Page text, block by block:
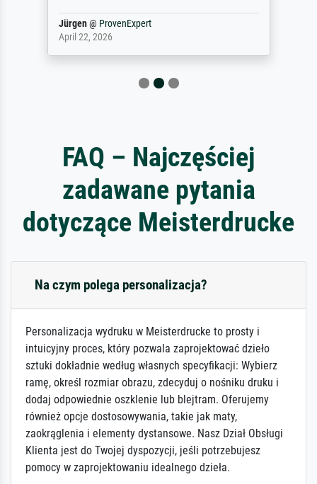
Jürgen@ ProvenExpert
April 22, 2026
FAQ – Najczęściej
zadawane pytania
dotyczące Meisterdrucke
Na czym polega personalizacja?
Personalizacja wydruku w Meisterdrucke to prosty i
intuicyjny proces, który pozwala zaprojektować dzieło
sztuki dokładnie według własnych specyfikacji: Wybierz
ramę, określ rozmiar obrazu, zdecyduj o nośniku druku i
dodaj odpowiednie oszklenie lub blejtram. Oferujemy
również opcje dostosowywania, takie jak maty,
zaokrąglenia i elementy dystansowe. Nasz Dział Obsługi
Klienta jest do Twojej dyspozycji, jeśli potrzebujesz
pomocy w zaprojektowaniu idealnego dzieła.